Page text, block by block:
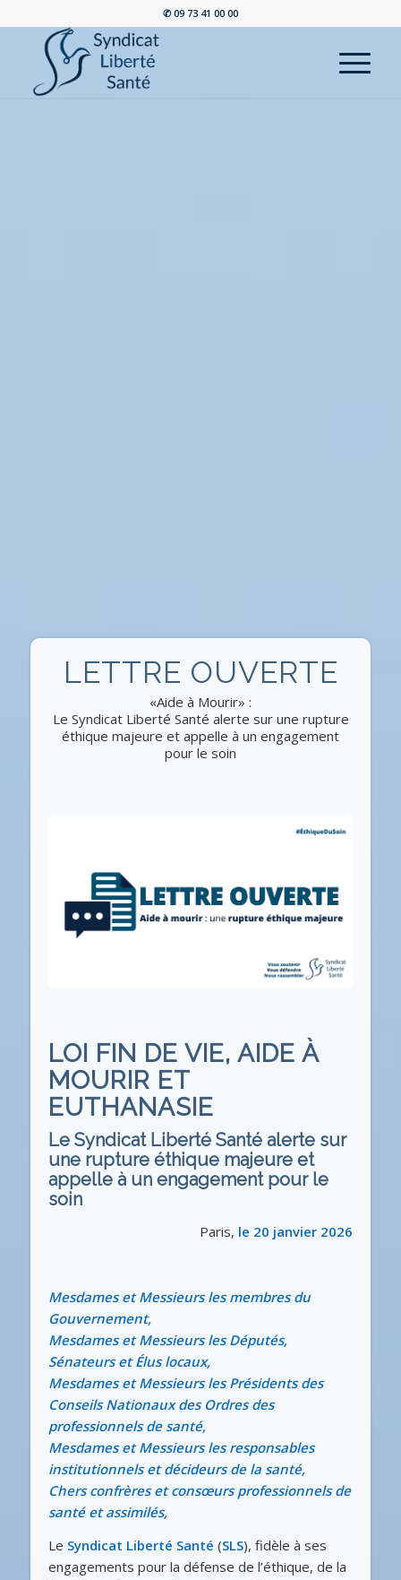
✆ 09 73 41 00 00
LETTRE OUVERTE
«Aide à Mourir» :
Le Syndicat Liberté Santé alerte sur une rupture
éthique majeure et appelle à un engagement
pour le soin
LOI FIN DE VIE, AIDE À
MOURIR ET
EUTHANASIE
Le Syndicat Liberté Santé alerte sur
une rupture éthique majeure et
appelle à un engagement pour le
soin
Paris, le 20 janvier 2026
Mesdames et Messieurs les membres du
Gouvernement,
Mesdames et Messieurs les Députés,
Sénateurs et Élus locaux,
Mesdames et Messieurs les Présidents des
Conseils Nationaux des Ordres des
professionnels de santé,
Mesdames et Messieurs les responsables
institutionnels et décideurs de la santé,
Chers confrères et consœurs professionnels de
santé et assimilés,
Le Syndicat Liberté Santé (SLS), fidèle à ses
engagements pour la défense de l’éthique, de la